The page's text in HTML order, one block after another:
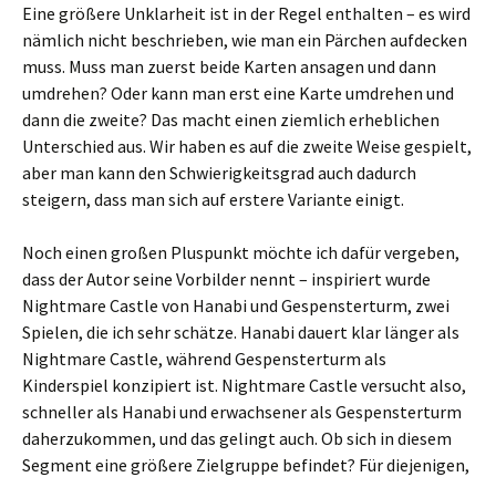
Eine größere Unklarheit ist in der Regel enthalten – es wird
nämlich nicht beschrieben, wie man ein Pärchen aufdecken
muss. Muss man zuerst beide Karten ansagen und dann
umdrehen? Oder kann man erst eine Karte umdrehen und
dann die zweite? Das macht einen ziemlich erheblichen
Unterschied aus. Wir haben es auf die zweite Weise gespielt,
aber man kann den Schwierigkeitsgrad auch dadurch
steigern, dass man sich auf erstere Variante einigt.
Noch einen großen Pluspunkt möchte ich dafür vergeben,
dass der Autor seine Vorbilder nennt – inspiriert wurde
Nightmare Castle von Hanabi und Gespensterturm, zwei
Spielen, die ich sehr schätze. Hanabi dauert klar länger als
Nightmare Castle, während Gespensterturm als
Kinderspiel konzipiert ist. Nightmare Castle versucht also,
schneller als Hanabi und erwachsener als Gespensterturm
daherzukommen, und das gelingt auch. Ob sich in diesem
Segment eine größere Zielgruppe befindet? Für diejenigen,